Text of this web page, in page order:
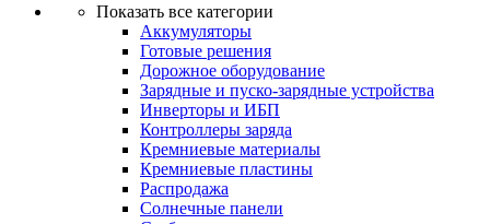
Показать все категории
Аккумуляторы
Готовые решения
Дорожное оборудование
Зарядные и пуско-зарядные устройства
Инверторы и ИБП
Контроллеры заряда
Кремниевые материалы
Кремниевые пластины
Распродажа
Солнечные панели